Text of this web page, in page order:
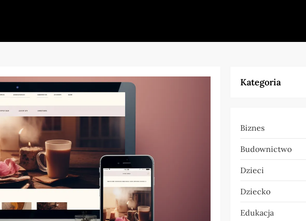
Kategoria
Biznes
Budownictwo
Dzieci
Dziecko
Edukacja